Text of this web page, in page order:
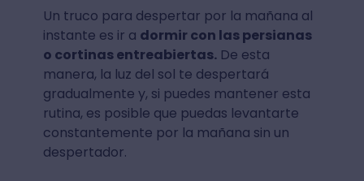
Un truco para despertar por la mañana al
instante es ir a dormir con las persianas
o cortinas entreabiertas.De esta
manera, la luz del sol te despertará
gradualmente y, si puedes mantener esta
rutina, es posible que puedas levantarte
constantemente por la mañana sin un
despertador.